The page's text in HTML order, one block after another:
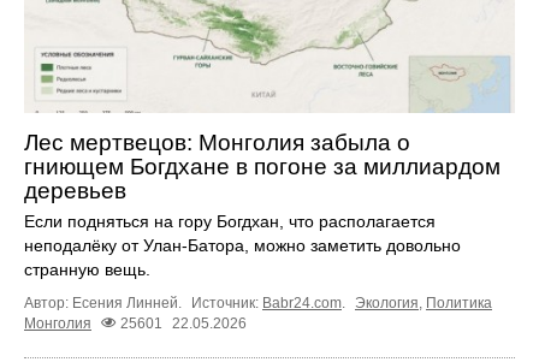
Лес мертвецов: Монголия забыла о
гниющем Богдхане в погоне за миллиардом
деревьев
Если подняться на гору Богдхан, что располагается
неподалёку от Улан-Батора, можно заметить довольно
странную вещь.
Автор: Есения Линней. Источник: Babr24.com. Экология, Политика
Монголия
25601 22.05.2026